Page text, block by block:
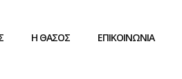
Η ΘΑΣΟΣ ΕΠΙΚΟΙΝΩΝΙΑ